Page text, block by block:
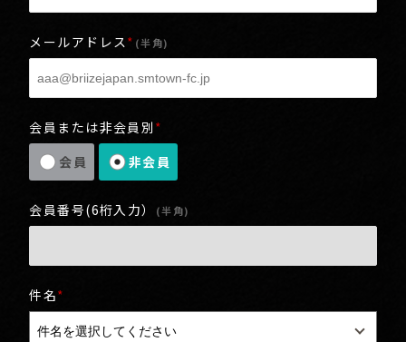
メールアドレス* (半角)
会員または非会員別 *
会員
非会員
会員番号(6桁入力） (半角)
件名*